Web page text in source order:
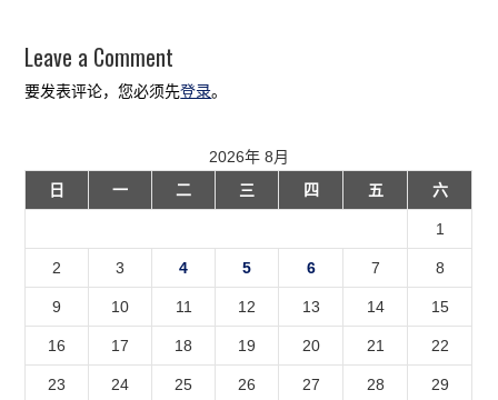
Leave a Comment
要发表评论，您必须先登录。
2026年 8月
日
一 二 三 四 五 六
1
2 3 4 5 6 7 8
9 10 11 12 13 14 15
16 17 18 19 20 21 22
23 24 25 26 27 28 29